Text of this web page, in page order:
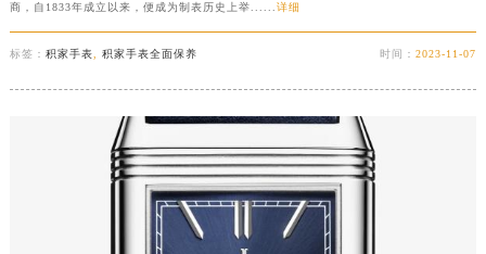
商，自1833年成立以来，便成为制表历史上举...... 详细
标签： 积家手表 积家手表全面保养 时间：2023-11-07